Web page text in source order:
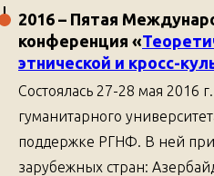
2016 – Пятая
конференция «
этнической и кросс-
Состоялась 27-28 мая 2016
гуманитарного
поддержке РГНФ. В ней
зарубежных стран: